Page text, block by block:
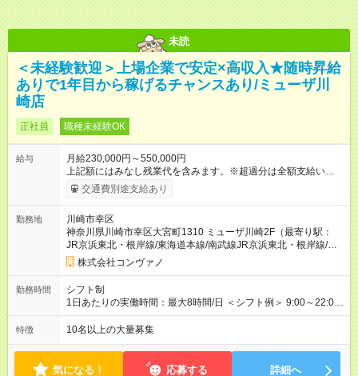
未読
＜未経験歓迎＞上場企業で安定×高収入★随時昇給
ありで1年目から稼げるチャンスあり/ミューザ川
崎店
正社員 職種未経験OK
給与
月給230,000円～550,000円
上記額にはみなし残業代を含みます。※超過分は全額支給いたし
ます。 みなし残業代 8,940円／月 みなし残業時間 5.5時間／月
上記には、月5.5時間分のみなし残業代(8，940円)を含む。超過
円～ （期間中は契約社員） ※社内基準を満たした場合は、その
後正規登用可 【年収例】 ◆エリアマネージャー 月給25万円＋役
職手当3万円＋インセン14万5，781円＝42万5，781円 ◆店長
月給 25万円＋役職手当1万円＋インセン8万2，547円＝34万2，
547円 ◆社員(役職なし) 月給23万円＋インセン1万4701円＝24
万4，701円 ＜別途支給手当＞ ・インセンティブ：月10万円以
上も可能！ ・賞与：年2回(6月/12月)※業績による ・交通費：月
たり) ・回数：随時 ・反映時期：次月の給与から ・評価手法：
社内評価に基づく ※あなたの頑張りをしっかり評価します！で
きることが増えるほどお給料に反映される環境です。 【試用期
間】試用期間あり 試用期間の長さ：6ヶ月 ※ 雇用形態と給与
交通費別途支給あり
勤務地
川崎市幸区
神奈川県川崎市幸区大宮町1310 ミューザ川崎2F（最寄り駅：
JR京浜東北・根岸線/東海道本線/南武線JR京浜東北・根岸線/東
海道本線/南武線）
株式会社コンヴァノ
勤務時間
シフト制
1日あたりの実働時間：最大8時間/日 ＜シフト例＞ 9:00～22:00
でのシフト制（実働8時間／休憩60分） ※残業時間は月平均で
10時間程度 ※営業時間は【平日】11：00～22：00、【土日祝】
ます。
特徴 10名以上の大量募集
気になる！ 応募する 詳細へ